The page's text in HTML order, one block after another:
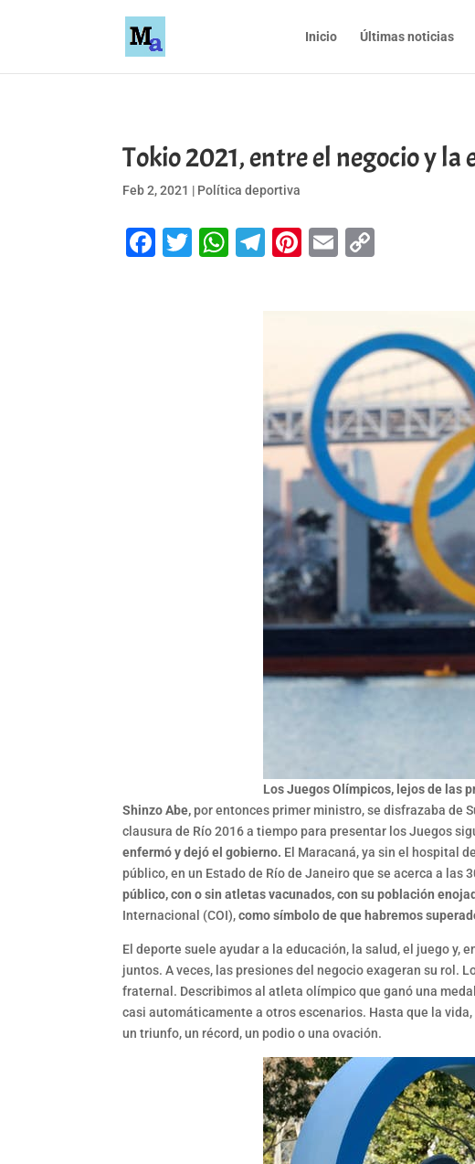
Inicio Últimas noticias
Tokio 2021, entre el negocio y la
Feb 2, 2021 | Política deportiva
Facebook
Twitter
WhatsApp
Telegram
Pinterest
Email
Los Juegos Olímpicos, lejos de las
Shinzo Abe, por entonces primer ministro, se disfrazaba de
clausura de Río 2016 a tiempo para presentar los Juegos
enfermó y dejó el gobierno. El Maracaná, ya sin el hospital
público, en un Estado de Río de Janeiro que se acerca a las
público, con o sin atletas vacunados, con su población
Internacional (COI),como símbolo de que habremos
El deporte suele ayudar a la educación, la salud, el juego
juntos. A veces, las presiones del negocio exageran su rol.
fraternal. Describimos al atleta olímpico que ganó una
casi automáticamente a otros escenarios. Hasta que la
un triunfo, un récord, un podio o una ovación.